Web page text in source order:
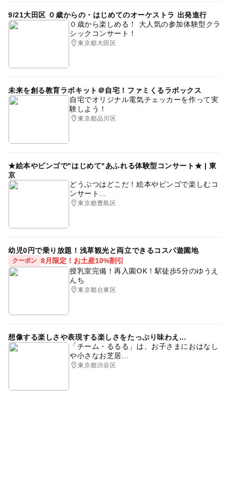
9/21大田区 ０歳からの・はじめてのオーケストラ 出発進行
０歳から楽しめる！ 大人気の参加体験型クラ
シックコンサート！
東京都大田区
未来を創る教育ラボキット＠自宅！ファミくるラボックス
自宅でオリジナル電気チェッカーを作って実
験しよう！
東京都品川区
★絵本やビンゴで"はじめて"あふれる体験型コンサート★ | 東
京
どうぶつはどこだ！絵本やビンゴで楽しむコ
ンサート...
東京都豊島区
幼児0円で乗り放題！浅草観光と両立できるコスパ遊園地
クーポン 8月限定！お土産10%割引
授乳室完備！再入園OK！駅徒歩5分のゆうえ
んち
東京都台東区
想像する楽しさや表現する楽しさをたっぷり味わえ...
「チーム・るるる」は、お子さまにおはなし
や小さなお芝居...
東京都渋谷区